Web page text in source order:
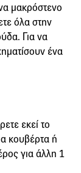
μακρόστενο
όλα στην
Για να
ένα
εκεί το
κουβέρτα ή
για άλλη 1